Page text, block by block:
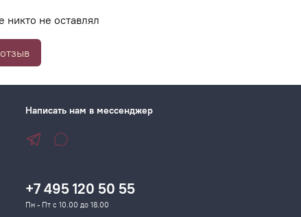
никто не оставлял
Написать нам в мессенджер
+7 495 120 50 55
Пн - Пт с 10.00 до 18.00